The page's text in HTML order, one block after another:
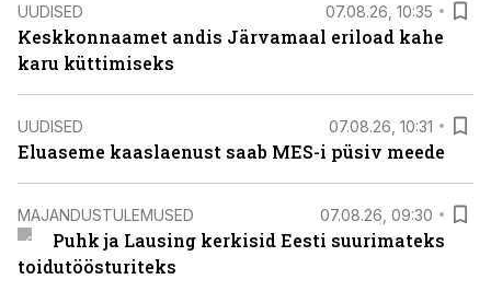
UUDISED 07.08.26, 10:35
Keskkonnaamet andis Järvamaal eriload kahe
karu küttimiseks
UUDISED 07.08.26, 10:31
Eluaseme kaaslaenust saab MES-i püsiv meede
MAJANDUSTULEMUSED 07.08.26, 09:30
Puhk ja Lausing kerkisid Eesti suurimateks
toidutöösturiteks